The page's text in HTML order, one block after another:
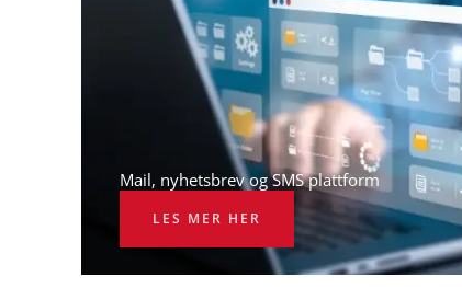
Mail, nyhetsbrev og SMS plattform​
LES MER HER